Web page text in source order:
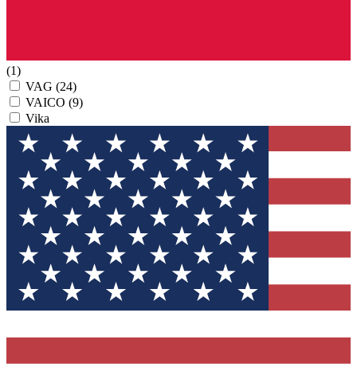
(1)
VAG (24)
VAICO (9)
Vika